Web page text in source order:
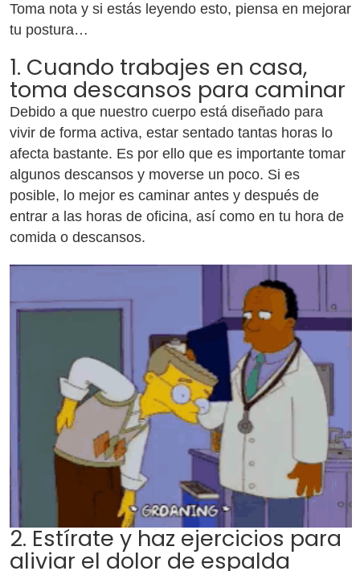
Toma nota y si estás leyendo esto, piensa en mejorar
tu postura…
1. Cuando trabajes en casa,
toma descansos para caminar
Debido a que nuestro cuerpo está diseñado para
vivir de forma activa, estar sentado tantas horas lo
afecta bastante. Es por ello que es importante tomar
algunos descansos y moverse un poco. Si es
posible, lo mejor es caminar antes y después de
entrar a las horas de oficina, así como en tu hora de
comida o descansos.
2. Estírate y haz ejercicios para
aliviar el dolor de espalda